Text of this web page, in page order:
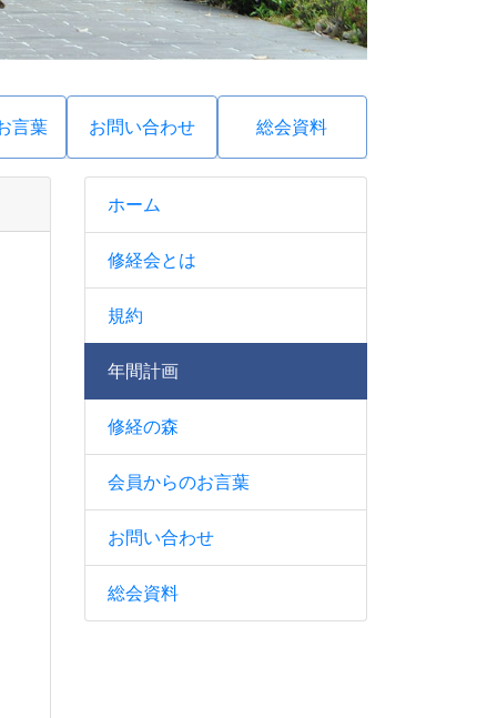
言葉 お問い合わせ 総会資料
ホーム
修経会とは
規約
年間計画
修経の森
会員からのお言葉
お問い合わせ
総会資料